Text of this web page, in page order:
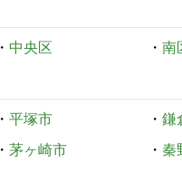
・ 中央区 ・ 南
・ 平塚市 ・ 鎌
・ 茅ヶ崎市 ・ 秦